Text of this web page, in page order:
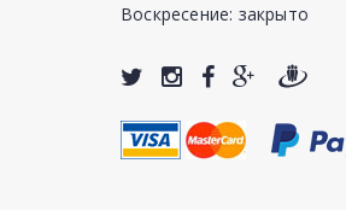
Воскресение: закрыто